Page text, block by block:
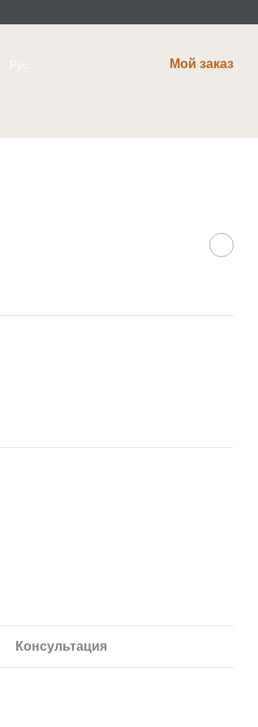
Рус Мой заказ
Консультация